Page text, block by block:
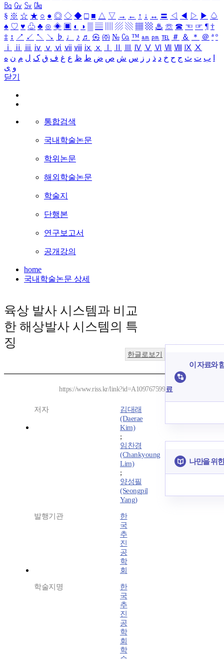
㏃ ㏉ ㏜ ㏆
§ ※ ☆ ★ ○ ● ◎ ◇ ◆ □ ■ △ ▽ → ← ↑ ↓ ↔ 〓 ◁ ◀ ▷ ▶ ♤
♠ ♡ ♥ ♧ ♣ ⊙ ◈ ▣ ◐ ◑ ▒ ▤ ▨ ▧ ▦ ▩ ♨ ☏ ☎ ☜ ☞ ¶ †
‡ ↕ ↗ ↙ ↖ ↘ ♭ ♩ ♪ ♬ ㉿ ㈜ № ㏇ ™ ㏂ ㏘ ℡ ＃ ＆ ＊ ＠ ª º
ⅰ
ⅱ ⅲ ⅳ ⅴ ⅵ ⅶ ⅷ ⅸ ⅹ Ⅳ Ⅴ Ⅵ Ⅶ Ⅷ Ⅸ Ⅹ
ب ت ث ج ح خ د ذ ر ز س ش ص ض ط ظ ع غ ف ق ک ل م ن ه
و ی
닫기
통합검색
국내학술논문
학위논문
해외학술논문
학술지
단행본
연구보고서
공개강의
home
국내학술논문 상세
육상 발사 시스템과 비교
한 해상발사 시스템의 특
징
한글로보기
https://www.riss.kr/link?id=A109767599
저자
김대래
(Daerae
Kim)
;
임찬경
(Chankyoung
Lim)
;
양성필
(Seongpil
Yang)
발행기관
한
국
추
진
공
학
회
학술지명
한
국
추
진
공
학
회
학
이 자료와
료
나만을 위